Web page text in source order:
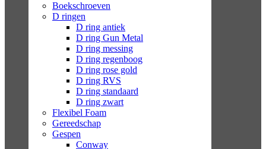
Boekschroeven
D ringen
D ring antiek
D ring Gun Metal
D ring messing
D ring regenboog
D ring rose gold
D ring RVS
D ring standaard
D ring zwart
Flexibel Foam
Gereedschap
Gespen
Conway